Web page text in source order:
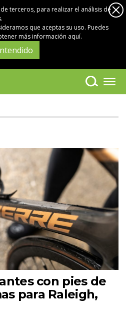
terceros, para realizar el análisis de
que aceptas su uso. Puedes
más información aquí.
con pies de
para Raleigh,